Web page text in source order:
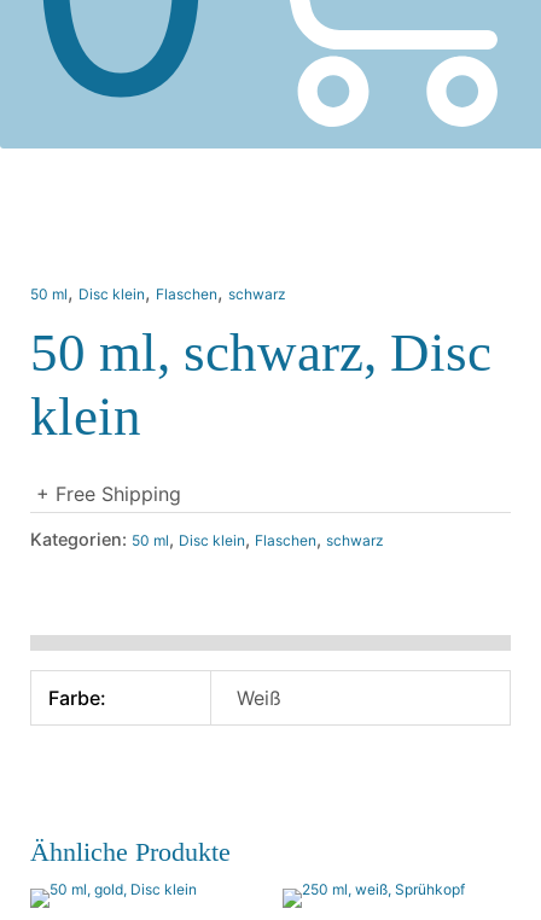
50 ml, Disc klein, Flaschen, schwarz
50 ml, schwarz, Disc
klein
+ Free Shipping
Kategorien: 50 ml, Disc klein, Flaschen, schwarz
Farbe: Weiß
Ähnliche Produkte